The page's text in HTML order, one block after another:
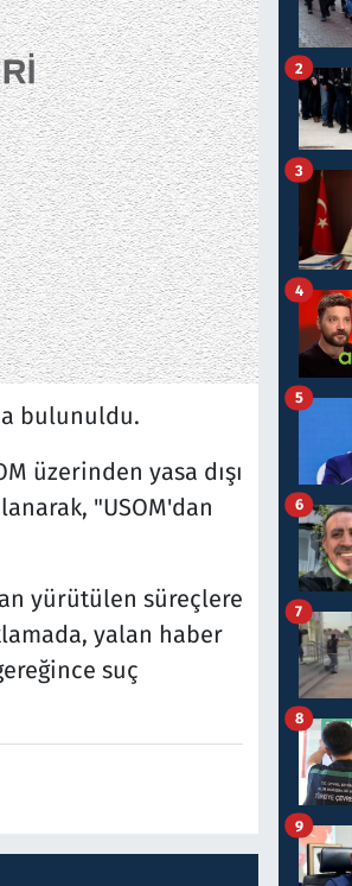
bulunuldu.
üzerinden yasa dışı
"USOM'dan
yürütülen süreçlere
yalan haber
suç
2
3
4
5
6
7
8
9